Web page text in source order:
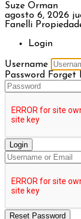
Suze Orman
agosto 6, 2026
Fanelli
Login
Username
Password
Forget
Login
Reset Password